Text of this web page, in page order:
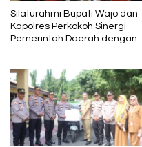
Silaturahmi Bupati Wajo dan
Kapolres Perkokoh Sinergi
Pemerintah Daerah dengan